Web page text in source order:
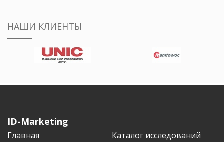
НАШИ КЛИЕНТЫ
ID-Marketing
Главная
Каталог исследований